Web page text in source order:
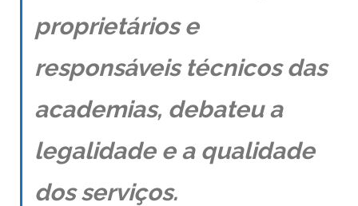
proprietários e
responsáveis técnicos das
academias, debateu a
legalidade e a qualidade
dos serviços.